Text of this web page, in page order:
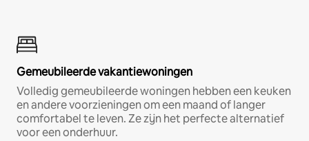
Gemeubileerde vakantiewoningen
Volledig gemeubileerde woningen hebben een keuken
en andere voorzieningen om een maand of langer
comfortabel te leven. Ze zijn het perfecte alternatief
voor een onderhuur.